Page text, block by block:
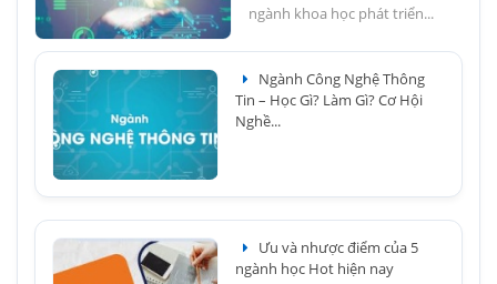
ngành khoa học phát triển...
Ngành Công Nghệ Thông
Tin – Học Gì? Làm Gì? Cơ Hội
Nghề...
Ưu và nhược điểm của 5
ngành học Hot hiện nay